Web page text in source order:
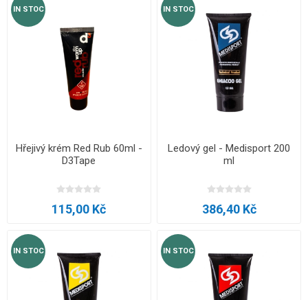
IN STOC
Hřejivý krém Red Rub 60ml -
D3Tape
115,00 Kč
IN STOC
Ledový gel - Medisport 200
ml
386,40 Kč
IN STOC IN STOC